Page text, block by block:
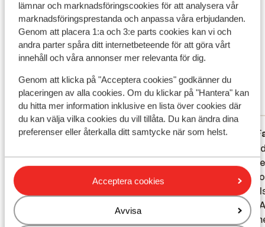
lämnar och marknadsföringscookies för att analysera vår
marknadsföringsprestanda och anpassa våra erbjudanden.
Genom att placera 1:a och 3:e parts cookies kan vi och
andra parter spåra ditt internetbeteende för att göra vårt
innehåll och våra annonser mer relevanta för dig.
Genom att klicka på "Acceptera cookies" godkänner du
placeringen av alla cookies. Om du klickar på "Hantera" kan
du hitta mer information inklusive en lista över cookies där
du kan välja vilka cookies du vill tillåta. Du kan ändra dina
preferenser eller återkalla ditt samtycke när som helst.
Acceptera cookies
Avvisa
Vad våra gäster tycker
Det här är 100 % äkta kundrecensioner som verkligen
speglar deras upplevelser av vår produkt.
Mer om recensioner
8.5 Fantastisk
45 omdömen
Mest bokad av partner
10 Fantastisk
för 2 veckor sedan
som altid super tilfredse. Boligen er fint
indrettet, der er rent og pænt. Vi oplevede
som altid god service og fantastisk
engageret personale samt god mad. Vi
kommer gerne igen.
som altid super tilfredse. Boligen er fint
indrettet, der er rent og pænt. Vi oplevede
som altid god service og fantastisk
engageret personale samt god mad. Vi
kommer gerne igen.
in de
een
Miste
voor
in de
een
Miste
voor